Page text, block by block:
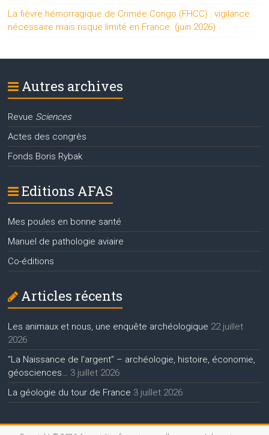
La fièvre hémorragique de Crimée Congo (FHCC) : vigilance
nécessaire mais risque limité en France. (juin 2026)
Autres archives
Revue Sciences
Actes des congrès
Fonds Boris Rybak
Editions AFAS
Mes poules en bonne santé
Manuel de pathologie aviaire
Co-éditions
Articles récents
Les animaux et nous, une enquête archéologique 22 juillet
2026
“La Naissance de l’argent” – archéologie, histoire, économie,
géosciences…
3 juillet 2026
La géologie du tour de France 3 juillet 2026